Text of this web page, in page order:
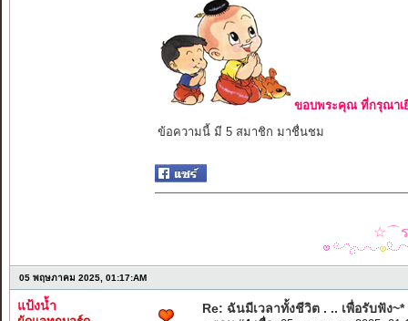
ขอบพระคุณ ที่กรุณาเ
ข้อความนี้ มี 5 สมาชิก มาชื่นชม
☆⌒ร
05 พฤษภาคม 2025, 01:17:AM
แป้งน้ำ Re: ฉันมีเวลาทั้งชีวิต . .. เพื่อรับฟัง~*